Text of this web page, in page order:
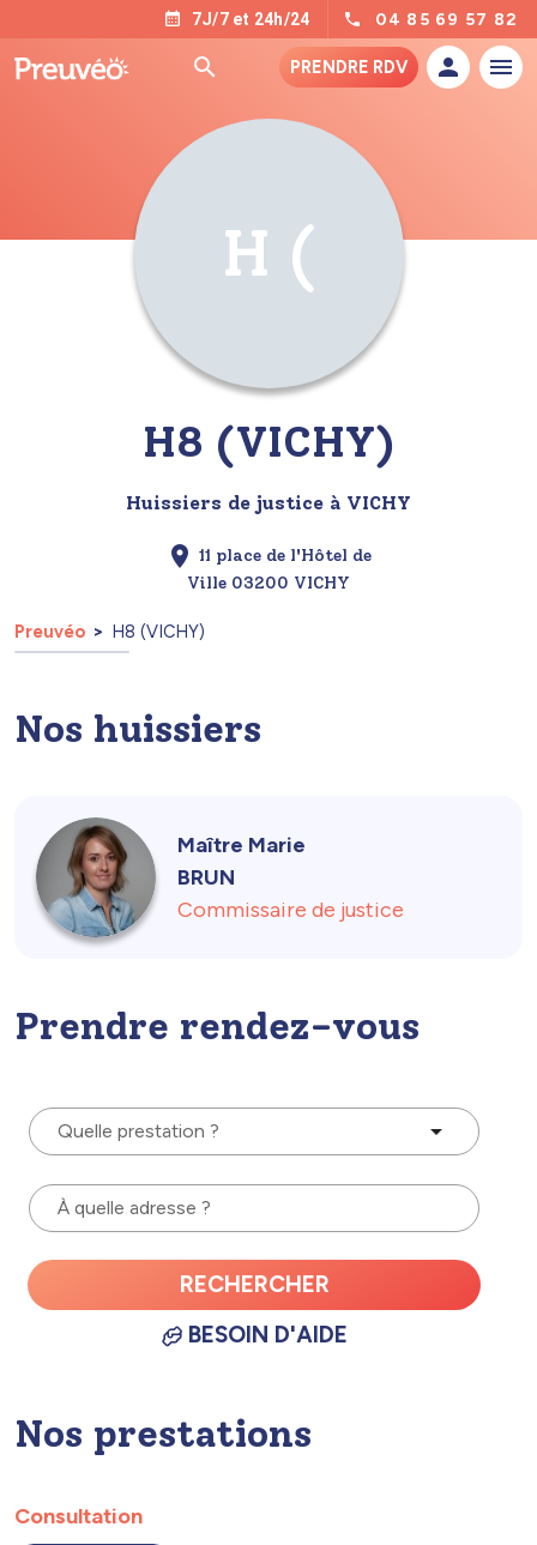
7J/7 et 24h/24 04 85 69 57 82
PRENDRE RDV
H (
H8 (VICHY)
Huissiers de justice à VICHY
11 place de l'Hôtel de
Ville 03200 VICHY
Preuvéo H8 (VICHY)
Nos huissiers
Maître Marie
BRUN
Commissaire de justice
Prendre rendez-vous
Quelle prestation ?
À quelle adresse ?
RECHERCHER
BESOIN D'AIDE
Nos prestations
Consultation